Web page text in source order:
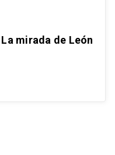
mirada de León